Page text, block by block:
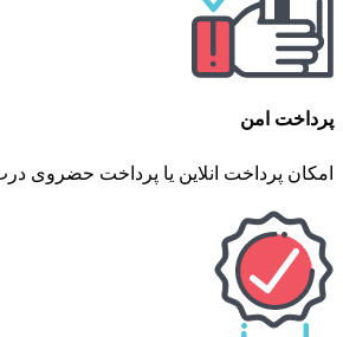
پرداخت امن
امکان پرداخت انلاین یا پرداخت حضروی